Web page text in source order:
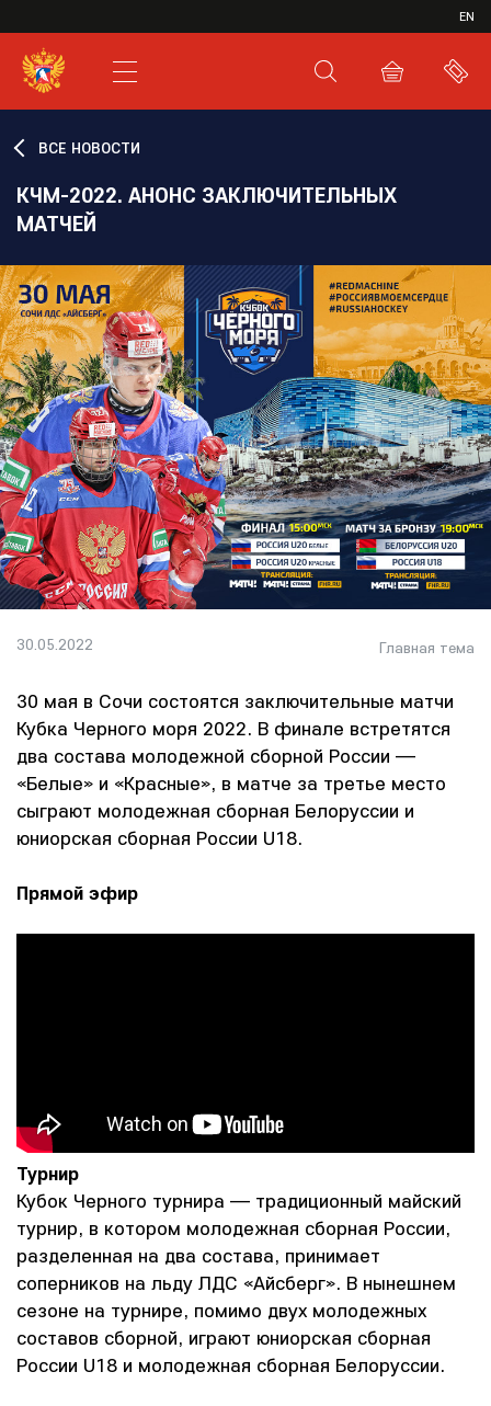
EN
XHL.RU
ВКС
ВСЕ НОВОСТИ
КЧМ-2022. АНОНС ЗАКЛЮЧИТЕЛЬНЫХ
МАТЧЕЙ
30.05.2022 Главная тема
30 мая в Сочи состоятся заключительные матчи
Кубка Черного моря 2022. В финале встретятся
два состава молодежной сборной России —
«Белые» и «Красные», в матче за третье место
сыграют молодежная сборная Белоруссии и
юниорская сборная России U18.
Прямой эфир
Турнир
Кубок Черного турнира — традиционный майский
турнир, в котором молодежная сборная России,
разделенная на два состава, принимает
соперников на льду ЛДС «Айсберг». В нынешнем
сезоне на турнире, помимо двух молодежных
составов сборной, играют юниорская сборная
России U18 и молодежная сборная Белоруссии.